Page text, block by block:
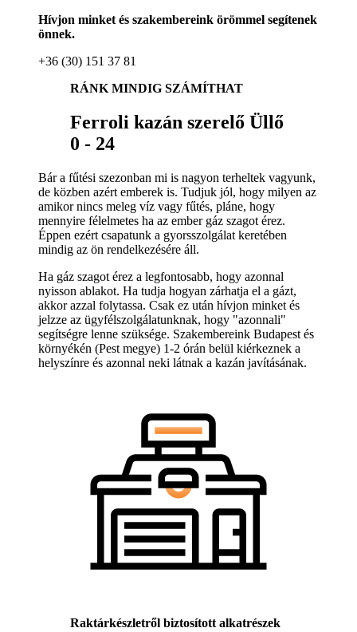
Hívjon minket és szakembereink örömmel segítenek
önnek.
+36 (30) 151 37 81
RÁNK MINDIG SZÁMÍTHAT
Ferroli kazán szerelő Üllő
0 - 24
Bár a fűtési szezonban mi is nagyon terheltek vagyunk,
de közben azért emberek is. Tudjuk jól, hogy milyen az
amikor nincs meleg víz vagy fűtés, pláne, hogy
mennyire félelmetes ha az ember gáz szagot érez.
Éppen ezért csapatunk a gyorsszolgálat keretében
mindig az ön rendelkezésére áll.
Ha gáz szagot érez a legfontosabb, hogy azonnal
nyisson ablakot. Ha tudja hogyan zárhatja el a gázt,
akkor azzal folytassa. Csak ez után hívjon minket és
jelzze az ügyfélszolgálatunknak, hogy "azonnali"
segítségre lenne szüksége. Szakembereink Budapest és
környékén (Pest megye) 1-2 órán belül kiérkeznek a
helyszínre és azonnal neki látnak a kazán javításának.
Raktárkészletről biztosított alkatrészek